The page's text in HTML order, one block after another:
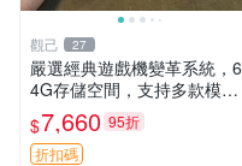
觀己 27
嚴選經典遊戲機變革系統，6
4G存儲空間，支持多款模擬
器享受懷舊樂趣 黑店版 PSV
游戲 模擬器
$7,660 95折
折扣碼